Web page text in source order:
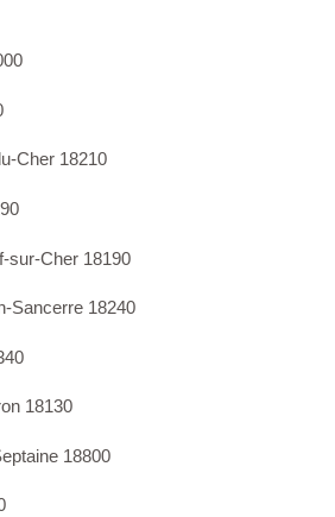
Cher 18210
sur-Cher 18190
Sancerre 18240
18130
18800